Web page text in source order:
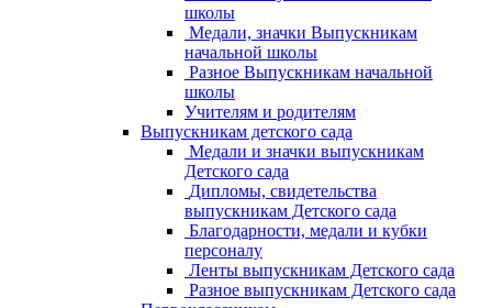
школы
Медали, значки Выпускникам
начальной школы
Разное Выпускникам начальной
школы
Учителям и родителям
Выпускникам детского сада
Медали и значки выпускникам
Детского сада
Дипломы, свидетельства
выпускникам Детского сада
Благодарности, медали и кубки
персоналу
Ленты выпускникам Детского сада
Разное выпускникам Детского сада